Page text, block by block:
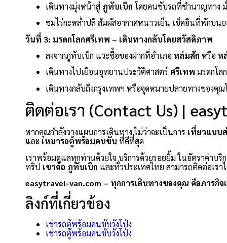
เดินทางมุ่งหน้าสู่ ภูทับเบิกโดยคนขับรถที่ชำนาญทาง
ชมไร่กะหล่ำปลี สัมผัสอากาศหนาวเย็น เช็คอินที่พักบน
วันที่ 3: มรดกโลกศรีเทพ – เดินทางกลับโดยสวัสดิภาพ
ลงจากภูทับเบิก แวะซื้อของฝากที่อำเภอ หล่มสัก หรือ ห
เดินทางไปเยือนอุทยานประวัติศาสตร์ ศรีเทพ มรดกโล
เดินทางกลับถึงกรุงเทพฯ หรือจุดหมายปลายทางของคุ
ติดต่อเรา (Contact Us) |
หากคุณกำลังวางแผนการเดินทาง ไม่ว่าจะเป็นการ เที่ยวแบบ
และ เหมารถตู้พร้อมคนขับ ที่ดีที่สุด
เราพร้อมดูแลทุกท่านด้วยใจ บริการด้วยรอยยิ้ม ในอัตราค่าบริ
ทริป เขาค้อ ภูทับเบิก และทั่วประเทศไทย สามารถติดต่อเรา
easytravel-van.com – ทุกการเดินทางของคุณ คือภารกิจ
ลิงก์ที่เกี่ยวข้อง
เช่ารถตู้พร้อมคนขับวังโป่ง
เช่ารถตู้พร้อมคนขับวังโป่ง